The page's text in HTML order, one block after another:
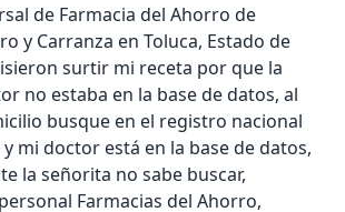
de Farmacia del Ahorro de
y Carranza en Toluca, Estado de
surtir mi receta por que la
no estaba en la base de datos, al
busque en el registro nacional
mi doctor está en la base de datos,
la señorita no sabe buscar,
Farmacias del Ahorro,